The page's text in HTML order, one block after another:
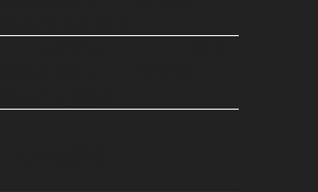
Geki通信